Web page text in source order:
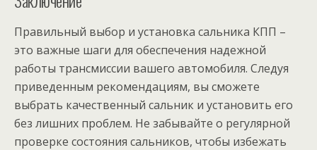
Правильный выбор и установка сальника КПП –
это важные шаги для обеспечения надежной
работы трансмиссии вашего автомобиля. Следуя
приведенным рекомендациям, вы сможете
выбрать качественный сальник и установить его
без лишних проблем. Не забывайте о регулярной
проверке состояния сальников, чтобы избежать